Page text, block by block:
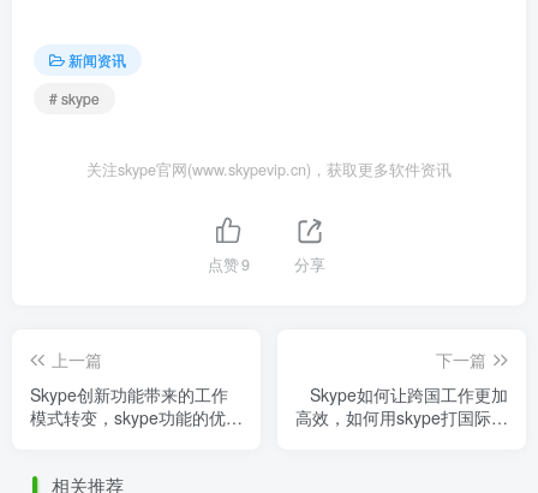
新闻资讯
# skype
关注skype官网(www.skypevip.cn)，获取更多软件资讯
点赞9 分享
上一篇
Skype创新功能带来的工作
模式转变，skype功能的优势
下一篇
Skype如何让跨国工作更加
高效，如何用skype打国际长
相关推荐